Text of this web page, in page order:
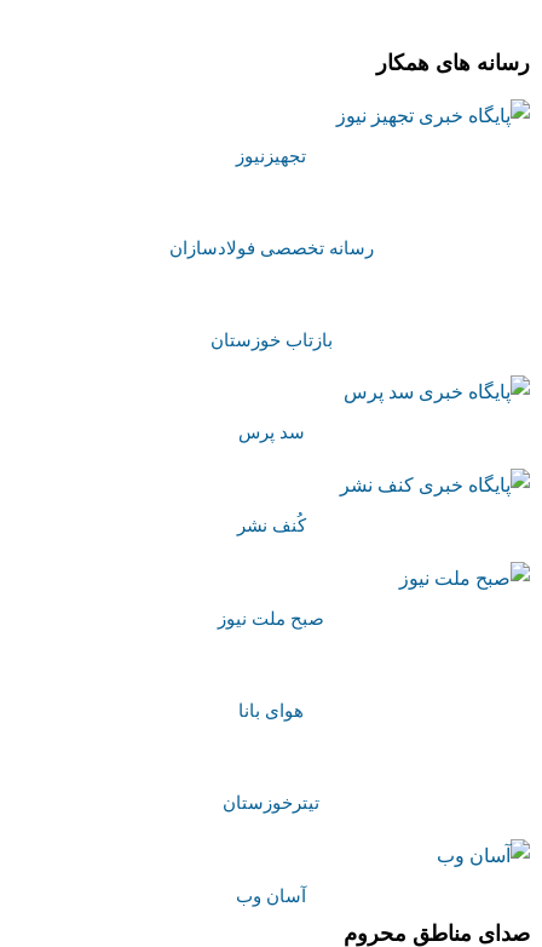
رسانه های همکار
تجهیزنیوز
رسانه تخصصی فولادسازان
بازتاب خوزستان
سد پرس
کُنف نشر
صبح ملت نیوز
هوای بانا
تیترخوزستان
آسان وب
صدای مناطق محروم